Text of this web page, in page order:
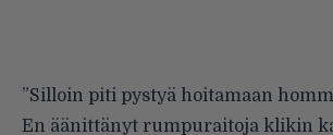
”Silloin piti pystyä hoitamaan
En äänittänyt rumpuraitoja klikin